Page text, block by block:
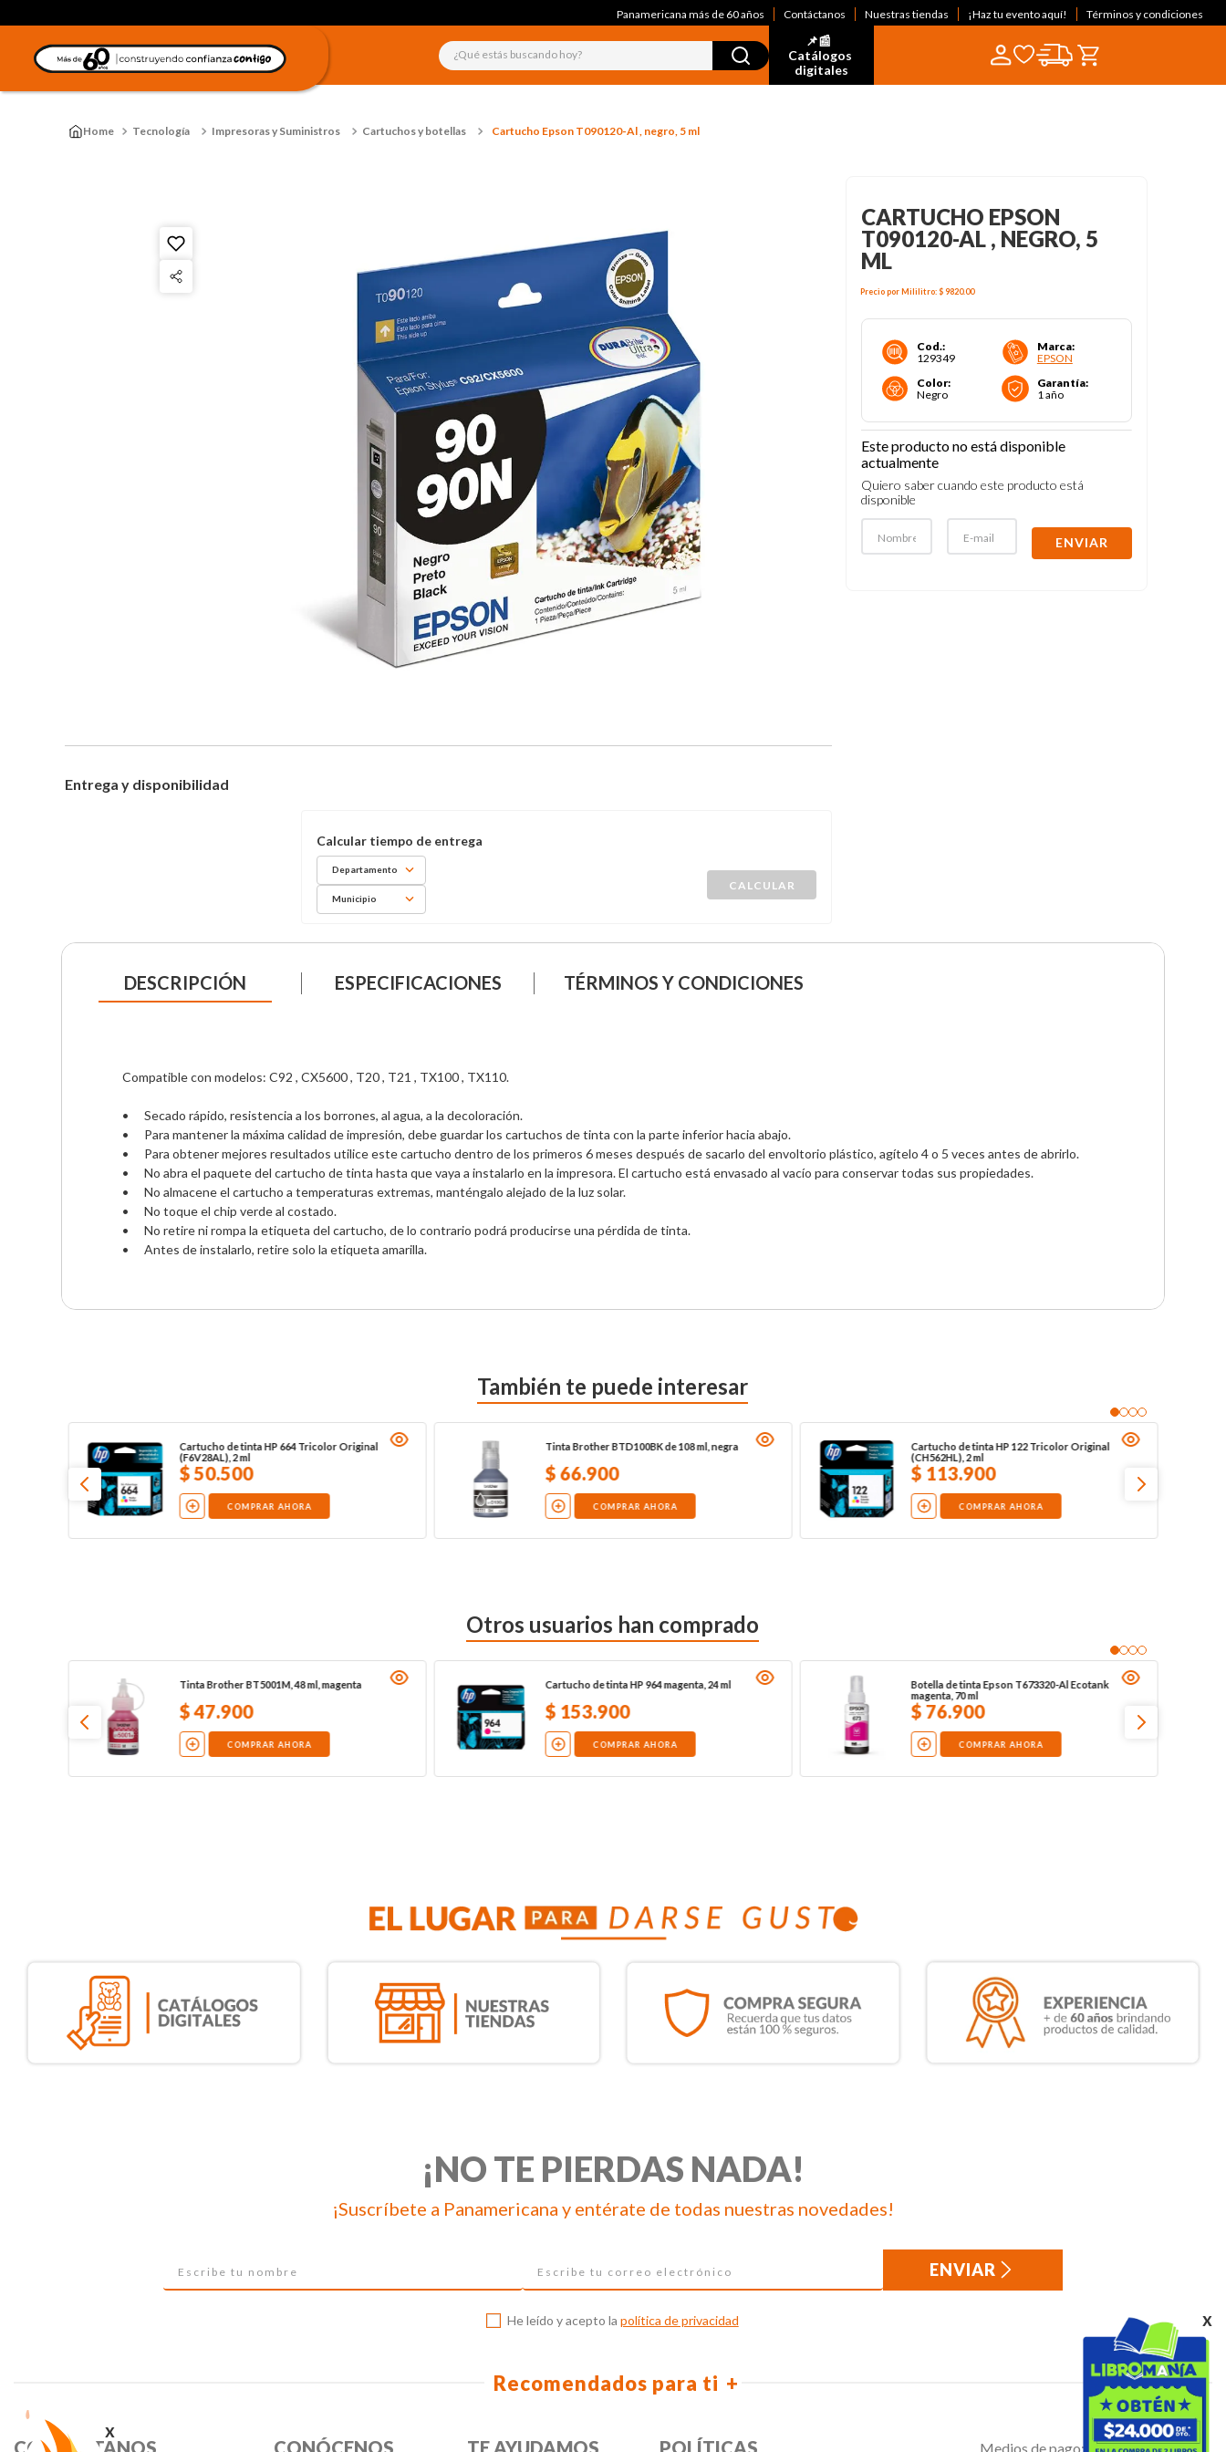
x
x
Panamericana más de 60 años Contáctanos Nuestras tiendas ¡Haz tu evento aquí! Términos y condiciones
¿Qué estás buscando hoy?
📌📰
Catálogos
digitales
Tecnología Impresoras y Suministros Cartuchos y botellas Cartucho Epson T090120-Al , negro, 5 ml
Entrega y disponibilidad
Departamento
Municipio
CARTUCHO EPSON
T090120-AL , NEGRO, 5
ML
Precio porMililitro:$ 9820.00
Cod.:
129349
Marca:
EPSON
Color:
Negro
Garantía:
1 año
Este producto no está disponible
actualmente
Quiero saber cuando este producto está
disponible
ENVIAR
DESCRIPCIÓN ESPECIFICACIONES TÉRMINOS Y CONDICIONES
Compatible con modelos: C92 , CX5600 , T20 , T21 , TX100 , TX110.
•	Secado rápido, resistencia a los borrones, al agua, a la decoloración.
•	Para mantener la máxima calidad de impresión, debe guardar los cartuchos de tinta con la parte inferior hacia abajo.
•	Para obtener mejores resultados utilice este cartucho dentro de los primeros 6 meses después de sacarlo del envoltorio plástico, agítelo 4 o 5 veces antes de abrirlo.
•	No abra el paquete del cartucho de tinta hasta que vaya a instalarlo en la impresora. El cartucho está envasado al vacío para conservar todas sus propiedades.
•	No almacene el cartucho a temperaturas extremas, manténgalo alejado de la luz solar.
•	No toque el chip verde al costado.
•	No retire ni rompa la etiqueta del cartucho, de lo contrario podrá producirse una pérdida de tinta.
•	Antes de instalarlo, retire solo la etiqueta amarilla.
También te puede interesar
Cartucho de tinta HP 664 Tricolor Original
(F6V28AL), 2 ml
$50.500
COMPRAR AHORA
Tinta Brother BTD100BK de 108 ml, negra
$66.900
COMPRAR AHORA
Cartucho de tinta HP 122 Tricolor Original
(CH562HL), 2 ml
$ 113.900
COMPRAR AHORA
Otros usuarios han comprado
Tinta Brother BT5001M, 48 ml, magenta
$47.900
COMPRAR AHORA
Cartucho de tinta HP 964 magenta, 24 ml
$ 153.900
COMPRAR AHORA
Botella de tinta Epson T673320-Al Ecotank
magenta, 70 ml
$76.900
COMPRAR AHORA
¡NO TE PIERDAS NADA!
¡Suscríbete a Panamericana y entérate de todas nuestras novedades!
ENVIAR
He leído y acepto la política de privacidad
Recomendados para ti
CONTÁCTANOS CONÓCENOS TE AYUDAMOS POLÍTICAS Medios de pago: